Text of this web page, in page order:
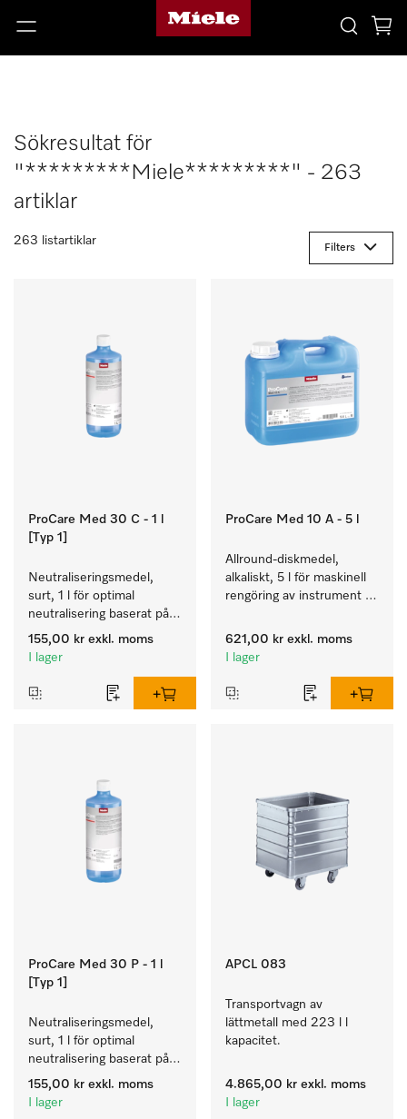
Sökresultat för
"*********Miele*********" - 263
artiklar
263 listartiklar
Filters
ProCare Med 30 C - 1 l
[Typ 1]
Neutraliseringsmedel,
surt, 1 l för optimal
neutralisering baserat på
organisk syra.
155,00 kr exkl. moms
I lager
ProCare Med 10 A - 5 l
Allround-diskmedel,
alkaliskt, 5 l för maskinell
rengöring av instrument
621,00 kr exkl. moms
I lager
ProCare Med 30 P - 1 l
[Typ 1]
Neutraliseringsmedel,
surt, 1 l för optimal
neutralisering baserat på
anorganisk syra.
155,00 kr exkl. moms
I lager
APCL 083
Transportvagn av
lättmetall med 223 l l
kapacitet.
4.865,00 kr exkl. moms
I lager